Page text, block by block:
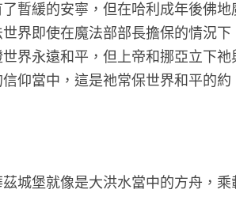
騰一番後有了暫緩的安寧，但在哈
危機。魔法世界即使在魔法部部長
有人能保證世界永遠和平，但上帝
存於我們的信仰當中，這是祂常保
的約
中，霍格華茲城堡就像是大洪水當